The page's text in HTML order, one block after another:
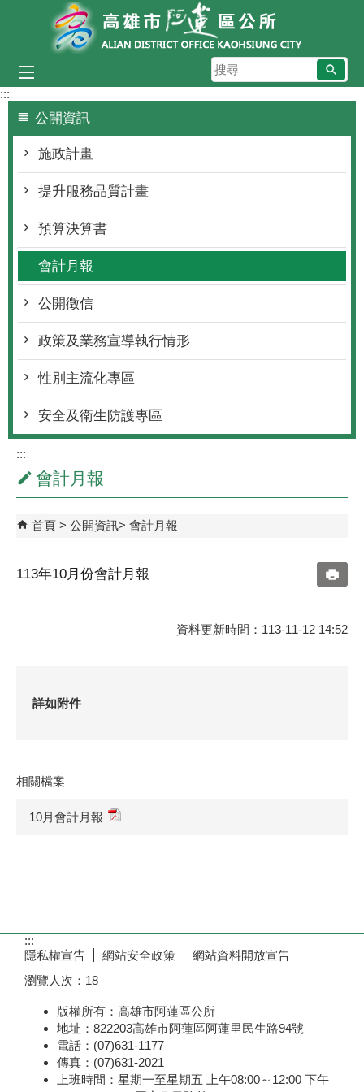
跳到主要內容區塊
搜
尋
:::
公開資訊
施政計畫
提升服務品質計畫
預算決算書
會計月報
公開徵信
政策及業務宣導執行情形
性別主流化專區
安全及衛生防護專區
:::
會計月報
首頁 公開資訊 會計月報
113年10月份會計月報
資料更新時間：113-11-12 14:52
詳如附件
相關檔案
10月會計月報
:::
隱私權宣告
網站安全政策
網站資料開放宣告
瀏覽人次： 18
版權所有：高雄市阿蓮區公所
地址：822203高雄市阿蓮區阿蓮里民生路94號
電話：(07)631-1177
傳真：(07)631-2021
上班時間：星期一至星期五 上午08:00～12:00 下午